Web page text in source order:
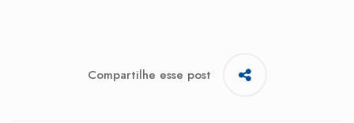
Compartilhe esse post